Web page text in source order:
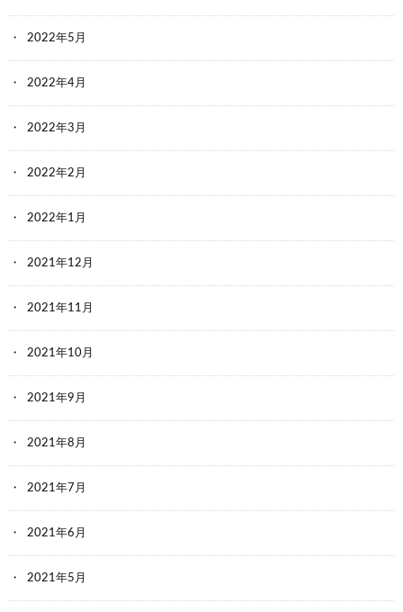
2022年5月
2022年4月
2022年3月
2022年2月
2022年1月
2021年12月
2021年11月
2021年10月
2021年9月
2021年8月
2021年7月
2021年6月
2021年5月